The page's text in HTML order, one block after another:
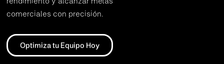
comerciales con precisión.
Optimiza tu Equipo Hoy